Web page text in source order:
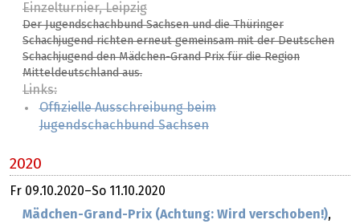
Einzelturnier, Leipzig
Der Jugendschachbund Sachsen und die Thüringer
Schachjugend richten erneut gemeinsam mit der Deutschen
Schachjugend den Mädchen-Grand Prix für die Region
Mitteldeutschland aus.
Links:
Offizielle Ausschreibung beim
Jugendschachbund Sachsen
2020
Fr 09.10.2020–So 11.10.2020
Mädchen-Grand-Prix (Achtung: Wird verschoben!),